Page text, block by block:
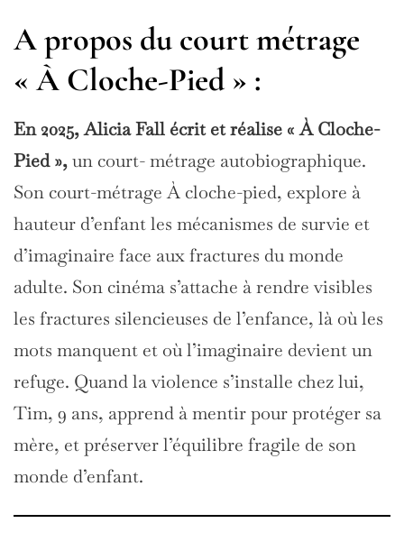
A propos du court métrage
« À Cloche-Pied » :
En 2025, Alicia Fall écrit et réalise « À Cloche-
Pied »,un court- métrage autobiographique.
Son court-métrage À cloche-pied, explore à
hauteur d’enfant les mécanismes de survie et
d’imaginaire face aux fractures du monde
adulte. Son cinéma s’attache à rendre visibles
les fractures silencieuses de l’enfance, là où les
mots manquent et où l’imaginaire devient un
refuge. Quand la violence s’installe chez lui,
Tim, 9 ans, apprend à mentir pour protéger sa
mère, et préserver l’équilibre fragile de son
monde d’enfant.